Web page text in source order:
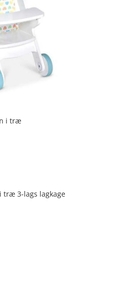
i træ
træ 3-lags lagkage